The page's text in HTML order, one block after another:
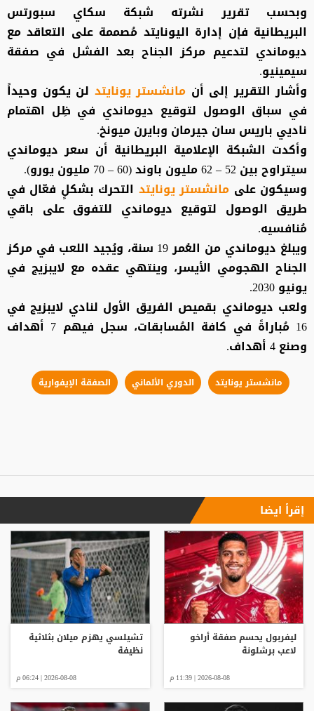
وبحسب تقرير نشرته شبكة سكاي سبورتس
البريطانية فإن إدارة اليونايتد مُصممة على التعاقد مع
ديوماندي لتدعيم مركز الجناح بعد الفشل في صفقة
سيمينيو.
وأشار التقرير إلى أن مانشستر يونايتد لن يكون وحيداً
في سباق الوصول لتوقيع ديوماندي في ظِل اهتمام
ناديي باريس سان جيرمان وبايرن ميونخ.
وأكدت الشبكة الإعلامية البريطانية أن سعر ديوماندي
سيتراوح بين 52 – 62 مليون باوند (60 – 70 مليون يورو).
وسيكون على مانشستر يونايتد التحرك بشكلٍ فعّال في
طريق الوصول لتوقيع ديوماندي للتفوق على باقي
مُنافسيه.
ويبلغ ديوماندي من العُمر 19 سنة، ويُجيد اللعب في مركز
الجناح الهجومي الأيسر، وينتهي عقده مع لايبزيج في
يونيو 2030.
ولعب ديوماندي بقميص الفريق الأول لنادي لايبزيج في
16 مُباراةً في كافة المُسابقات، سجل فيهم 7 أهداف
وصنع 4 أهداف.
مانشستر يونايتد الدوري الألماني الصفقة الإيفوارية
إقرأ ايضا
ليفربول يحسم صفقة أراخو
لاعب برشلونة
2026-08-08 | 11:39 م
تشيلسي يهزم ميلان بثلاثية
نظيفة
2026-08-08 | 06:24 م